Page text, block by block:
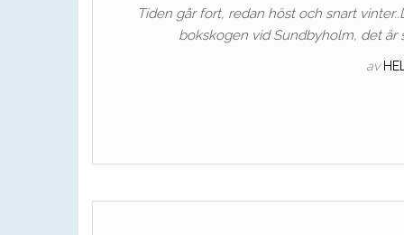
Tiden går fort, redan höst och snart
bokskogen vid Sundbyholm, det är
av